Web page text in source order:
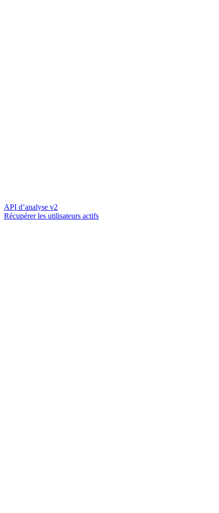
API d’analyse v2
Récupérer les utilisateurs actifs